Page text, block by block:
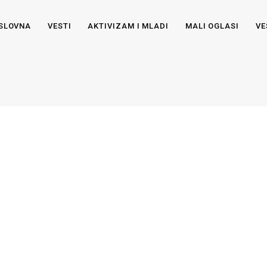
VESTI AKTIVIZAM I MLADI MALI OGLASI